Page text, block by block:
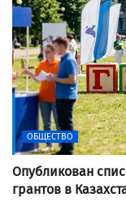
ОБЩЕСТВО
Опубликован
грантов в